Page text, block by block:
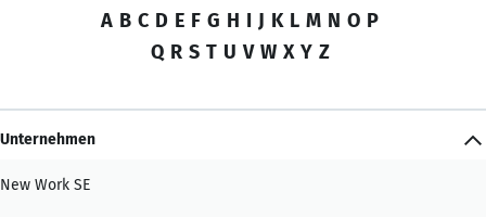
A B C D E F G H I J K L M N O P
Q R S T U V W X Y Z
Unternehmen
New Work SE